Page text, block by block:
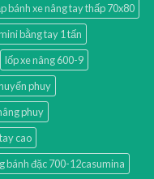
bánh xe nâng tay thấp 70x80
bằng tay 1 tấn
lốp xe nâng 600-9
phuy
phuy
cao
bánh đặc 700-12casumina